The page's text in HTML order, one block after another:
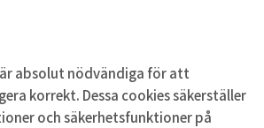
absolut nödvändiga för att
korrekt. Dessa cookies säkerställer
och säkerhetsfunktioner på